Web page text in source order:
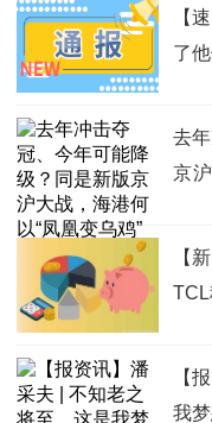
【
了
去
京
【
【
我